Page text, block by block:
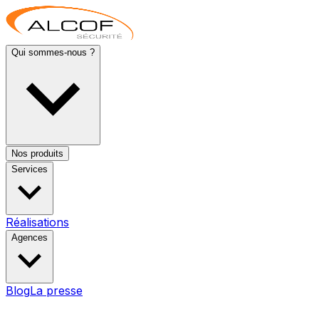
Qui sommes-nous ?
Nos produits
Services
Réalisations
Agences
BlogLa presse